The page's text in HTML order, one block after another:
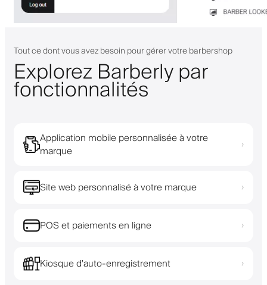
Tout ce dont vous avez besoin pour gérer votre barbershop
Explorez Barberly par
fonctionnalités
Application mobile personnalisée à votre
marque
›
Site web personnalisé à votre marque ›
POS et paiements en ligne ›
Kiosque d'auto-enregistrement ›